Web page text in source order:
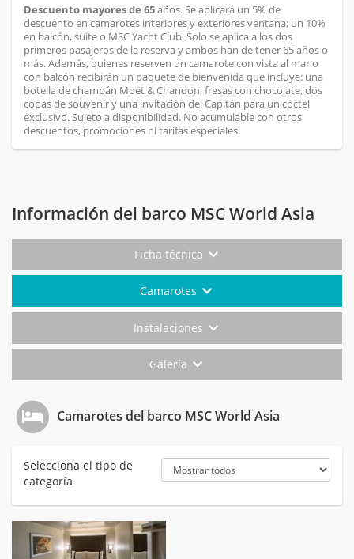
Descuento mayores de 65años. Se aplicará un 5% de
descuento en camarotes interiores y exteriores ventana; un 10%
en balcón, suite o MSC Yacht Club. Solo se aplica a los dos
primeros pasajeros de la reserva y ambos han de tener 65 años o
más. Además, quienes reserven un camarote con vista al mar o
con balcón recibirán un paquete de bienvenida que incluye: una
botella de champán Moët & Chandon, fresas con chocolate, dos
copas de souvenir y una invitación del Capitán para un cóctel
exclusivo. Sujeto a disponibilidad. No acumulable con otros
descuentos, promociones ni tarifas especiales.
Información del barco MSC World Asia
Ficha técnica
Camarotes
Instalaciones
Galería
Camarotes del barco MSC World Asia
Selecciona el tipo de
categoría